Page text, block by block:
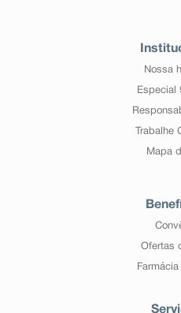
Nossa
Especial
Trabalhe
Mapa
Ofertas